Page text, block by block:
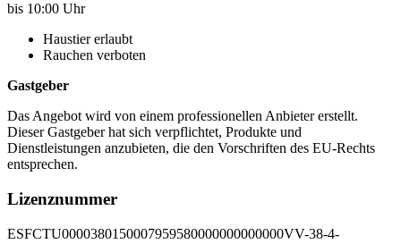
bis 10:00 Uhr
Haustier erlaubt
Rauchen verboten
Gastgeber
Das Angebot wird von einem professionellen Anbieter erstellt.
Dieser Gastgeber hat sich verpflichtet, Produkte und
Dienstleistungen anzubieten, die den Vorschriften des EU-Rechts
entsprechen.
Lizenznummer
ESFCTU0000380150007959580000000000000VV-38-4-